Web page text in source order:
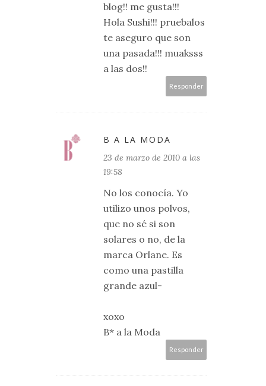
blog!! me gusta!!!
Hola Sushi!!! pruebalos
te aseguro que son
una pasada!!! muaksss
a las dos!!
Responder
B A LA MODA
23 de marzo de 2010 a las
19:58
No los conocía. Yo
utilizo unos polvos,
que no sé si son
solares o no, de la
marca Orlane. Es
como una pastilla
grande azul-
xoxo
B* a la Moda
Responder